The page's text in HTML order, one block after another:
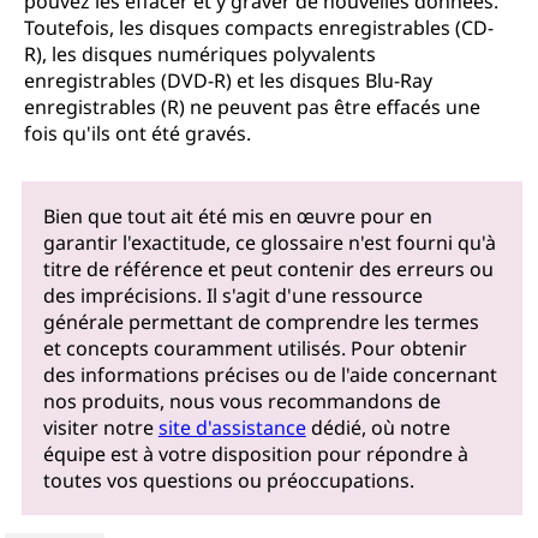
Toutefois, les disques compacts enregistrables (CD-
R), les disques numériques polyvalents
enregistrables (DVD-R) et les disques Blu-Ray
enregistrables (R) ne peuvent pas être effacés une
fois qu'ils ont été gravés.
Bien que tout ait été mis en œuvre pour en
garantir l'exactitude, ce glossaire n'est fourni qu'à
titre de référence et peut contenir des erreurs ou
des imprécisions. Il s'agit d'une ressource
générale permettant de comprendre les termes
et concepts couramment utilisés. Pour obtenir
des informations précises ou de l'aide concernant
nos produits, nous vous recommandons de
visiter notresite d'assistancedédié, où notre
équipe est à votre disposition pour répondre à
toutes vos questions ou préoccupations.